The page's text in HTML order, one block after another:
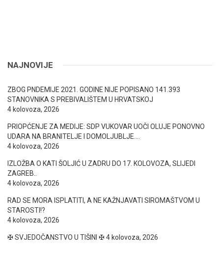
NAJNOVIJE
ZBOG PNDEMIJE 2021. GODINE NIJE POPISANO 141.393
STANOVNIKA S PREBIVALIŠTEM U HRVATSKOJ
4 kolovoza, 2026
PRIOPĆENJE ZA MEDIJE: SDP VUKOVAR UOČI OLUJE PONOVNO
UDARA NA BRANITELJE I DOMOLJUBLJE….
4 kolovoza, 2026
IZLOŽBA O KATI ŠOLJIĆ U ZADRU DO 17. KOLOVOZA, SLIJEDI
ZAGREB..
4 kolovoza, 2026
RAD SE MORA ISPLATITI, A NE KAŽNJAVATI SIROMAŠTVOM U
STAROSTI!?
4 kolovoza, 2026
✠ SVJEDOČANSTVO U TIŠINI ✠ 4 kolovoza, 2026